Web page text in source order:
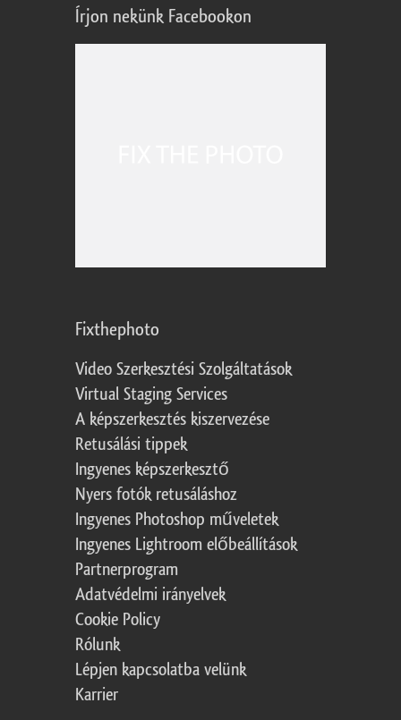
Írjon nekünk Facebookon
Fixthephoto
Video Szerkesztési Szolgáltatások
Virtual Staging Services
A képszerkesztés kiszervezése
Retusálási tippek
Ingyenes képszerkesztő
Nyers fotók retusáláshoz
Ingyenes Photoshop műveletek
Ingyenes Lightroom előbeállítások
Partnerprogram
Adatvédelmi irányelvek
Cookie Policy
Rólunk
Lépjen kapcsolatba velünk
Karrier